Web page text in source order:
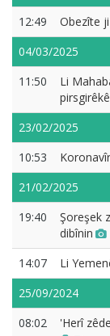
12:49
Obezîte
04/03/2025
11:50
Li
23/02/2025
10:53
21/02/2025
19:40
Şoreşek
dibînin
14:07
Li
25/09/2024
08:02
'Herî